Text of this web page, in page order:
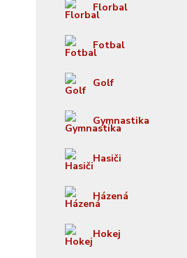
Florbal
Fotbal
Golf
Gymnastika
Hasiči
Házená
Hokej